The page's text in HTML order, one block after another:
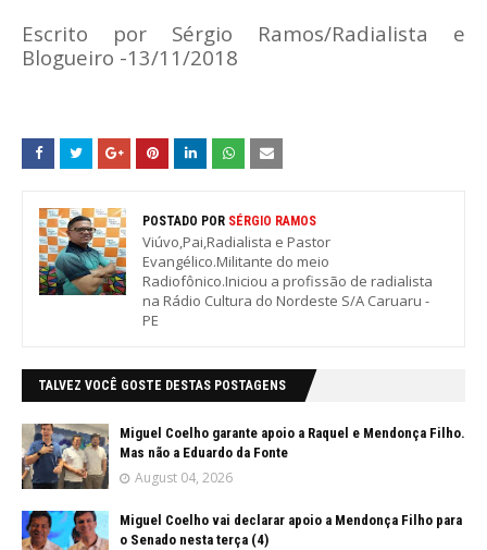
Escrito por Sérgio Ramos/Radialista e
Blogueiro -13/11/2018
POSTADO POR SÉRGIO RAMOS
Viúvo,Pai,Radialista e Pastor
Evangélico.Militante do meio
Radiofônico.Iniciou a profissão de radialista
na Rádio Cultura do Nordeste S/A Caruaru -
PE
TALVEZ VOCÊ GOSTE DESTAS POSTAGENS
Miguel Coelho garante apoio a Raquel e Mendonça Filho.
Mas não a Eduardo da Fonte
August 04, 2026
Miguel Coelho vai declarar apoio a Mendonça Filho para
o Senado nesta terça (4)